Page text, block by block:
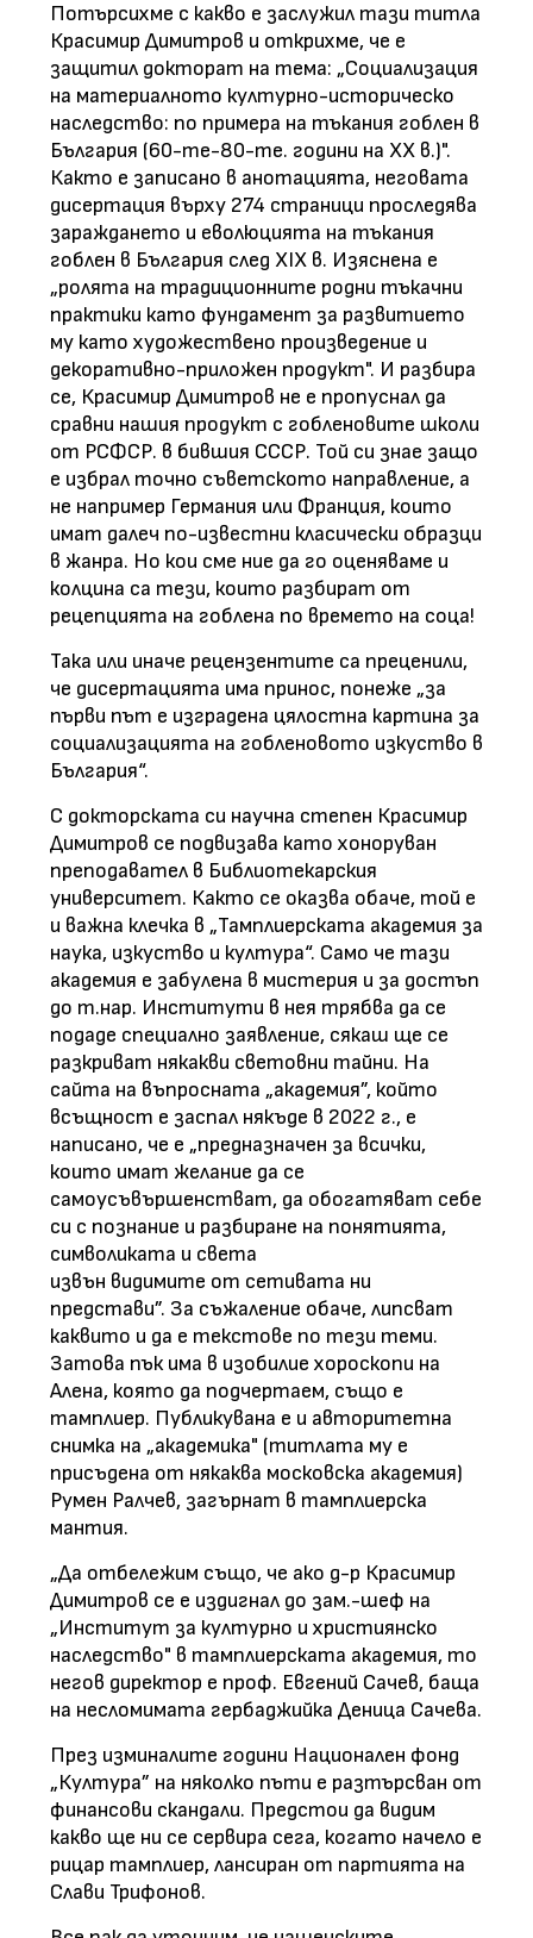
Потърсихме с какво е заслужил тази титла
Красимир Димитров и открихме, че е
защитил докторат на тема: „Социализация
на материалното културно-историческо
наследство: по примера на тъкания гоблен в
България (60-те-80-те. години на ХХ в.)".
Както е записано в анотацията, неговата
дисертация върху 274 страници проследява
зараждането и еволюцията на тъкания
гоблен в България след ХIХ в. Изяснена е
„ролята на традиционните родни тъкачни
практики като фундамент за развитието
му като художествено произведение и
декоративно-приложен продукт". И разбира
се, Красимир Димитров не е пропуснал да
сравни нашия продукт с гобленовите школи
от РСФСР. в бившия СССР. Той си знае защо
е избрал точно съветското направление, а
не например Германия или Франция, които
имат далеч по-известни класически образци
в жанра. Но кои сме ние да го оценяваме и
колцина са тези, които разбират от
рецепцията на гоблена по времето на соца!
Така или иначе рецензентите са преценили,
че дисертацията има принос, понеже „за
първи път е изградена цялостна картина за
социализацията на гобленовото изкуство в
България“.
С докторската си научна степен Красимир
Димитров се подвизава като хоноруван
преподавател в Библиотекарския
университет. Както се оказва обаче, той е
и важна клечка в „Тамплиерската академия за
наука, изкуство и култура“. Само че тази
академия е забулена в мистерия и за достъп
до т.нар. Институти в нея трябва да се
подаде специално заявление, сякаш ще се
разкриват някакви световни тайни. На
сайта на въпросната „академия”, който
всъщност е заспал някъде в 2022 г., е
написано, че е „предназначен за всички,
които имат желание да се
самоусъвършенстват, да обогатяват себе
си с познание и разбиране на понятията,
символиката и света
извън видимите от сетивата ни
представи”. За съжаление обаче, липсват
каквито и да е текстове по тези теми.
Затова пък има в изобилие хороскопи на
Алена, която да подчертаем, също е
тамплиер. Публикувана е и авторитетна
снимка на „академика" (титлата му е
присъдена от някаква московска академия)
Румен Ралчев, загърнат в тамплиерска
мантия.
„Да отбележим също, че ако д-р Красимир
Димитров се е издигнал до зам.-шеф на
„Институт за културно и християнско
наследство" в тамплиерската академия, то
негов директор е проф. Евгений Сачев, баща
на несломимата гербаджийка Деница Сачева.
През изминалите години Национален фонд
„Култура” на няколко пъти е разтърсван от
финансови скандали. Предстои да видим
какво ще ни се сервира сега, когато начело е
рицар тамплиер, лансиран от партията на
Слави Трифонов.